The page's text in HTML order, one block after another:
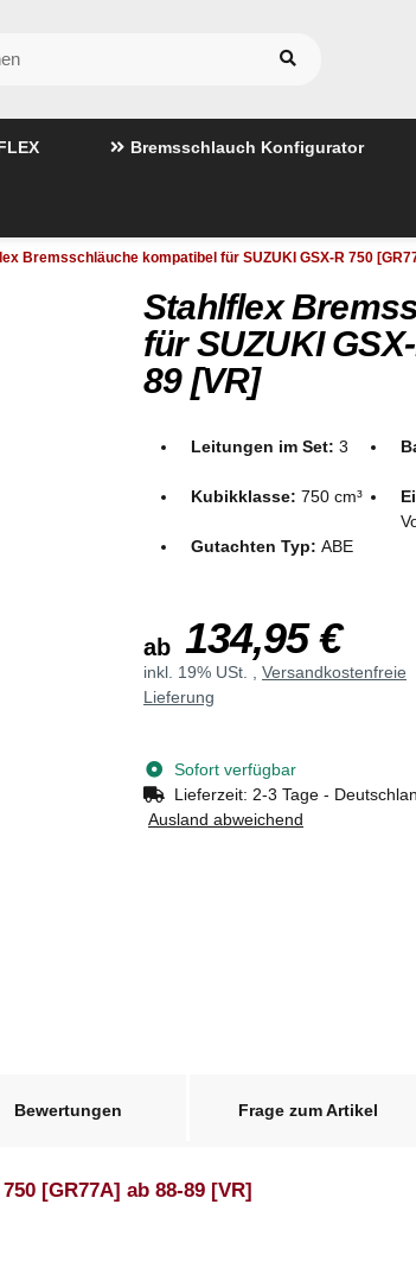
Bremsschlauch Konfigurator
Bremsschläuche kompatibel für SUZUKI GSX-R 750
Stahlflex
für SUZUKI
89 [VR]
Leitungen im Set: 3
Kubikklasse: 750 cm³
Gutachten Typ: ABE
ab 134,95 €
inkl. 19% USt. , Versandkostenfreie
Lieferung
Sofort verfügbar
Lieferzeit: 2-3 Tage -
Ausland abweichend
Bewertungen Frage zum Artikel
[GR77A] ab 88-89 [VR]